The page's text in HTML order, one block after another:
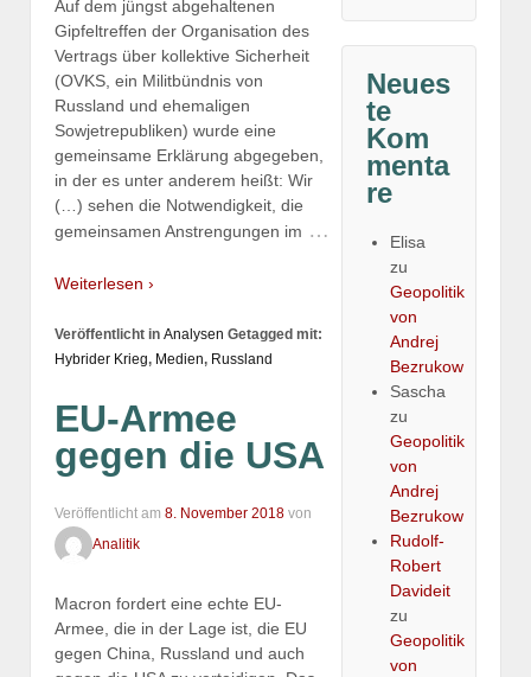
Auf dem jüngst abgehaltenen
Gipfeltreffen der Organisation des
Vertrags über kollektive Sicherheit
(OVKS, ein Militbündnis von
Russland und ehemaligen
Sowjetrepubliken) wurde eine
gemeinsame Erklärung abgegeben,
in der es unter anderem heißt: Wir
(…) sehen die Notwendigkeit, die
gemeinsamen Anstrengungen im …
Weiterlesen ›
Veröffentlicht in Analysen Getagged mit:
Hybrider Krieg, Medien, Russland
EU-Armee
gegen die USA
Veröffentlicht am 8. November 2018 von
Analitik
Macron fordert eine echte EU-
Armee, die in der Lage ist, die EU
gegen China, Russland und auch
Neues
te
Kom
menta
re
Elisa
zu
Geopolitik
von
Andrej
Bezrukow
Sascha
zu
Geopolitik
von
Andrej
Bezrukow
Rudolf-
Robert
Davideit
zu
Geopolitik
von